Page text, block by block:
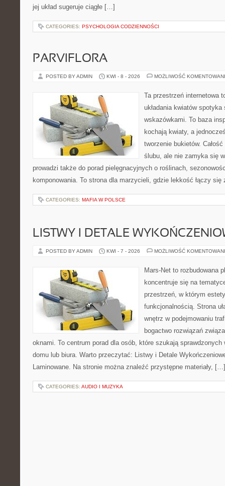
jej układ sugeruje ciągłe […]
CATEGORIES: PSYCHOLOGIA CODZIENNOŚCI
PARVIFLORA
POSTED BY ADMIN KWI - 8 - 2026 MOŻLIWOŚĆ
Ta przestrzeń internetowa
układania kwiatów
wskazówkami. To baza
kochają kwiaty, a
tworzenie bukietów.
ślubu, ale nie zamyka się
prowadzi także do porad pielęgnacyjnych o roślinach,
komponowania. To strona dla marzycieli, gdzie lekkość łączy
CATEGORIES: MAFIA W POLSCE
LISTWY I DETALE
POSTED BY ADMIN KWI - 7 - 2026 MOŻLIWOŚĆ
Mars-Net to rozbudowana
koncentruje się na
przestrzeń, w którym
funkcjonalnością. Strona
wnętrz w podejmowaniu
bogactwo rozwiązań
oknami. To centrum porad dla osób, które szukają
domu lub biura. Warto przeczytać: Listwy i Detale
Laminowane. Na stronie można znaleźć przystępne materiały, […]
CATEGORIES: AUDIO I MUZYKA